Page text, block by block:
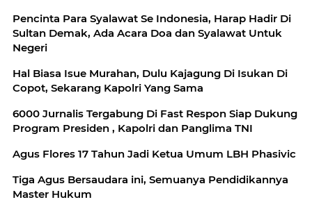
Pencinta Para Syalawat Se Indonesia, Harap Hadir Di
Sultan Demak, Ada Acara Doa dan Syalawat Untuk
Negeri
Hal Biasa Isue Murahan, Dulu Kajagung Di Isukan Di
Copot, Sekarang Kapolri Yang Sama
6000 Jurnalis Tergabung Di Fast Respon Siap Dukung
Program Presiden , Kapolri dan Panglima TNI
Agus Flores 17 Tahun Jadi Ketua Umum LBH Phasivic
Tiga Agus Bersaudara ini, Semuanya Pendidikannya
Master Hukum